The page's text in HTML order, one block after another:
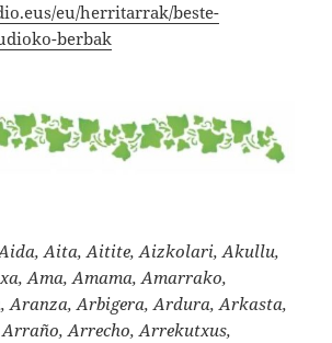
eu/herritarrak/beste-
berbak
Aita, Aitite, Aizkolari, Akullu,
Ama, Amama, Amarrako,
Aranza, Arbigera, Ardura, Arkasta,
Arrecho, Arrekutxus,